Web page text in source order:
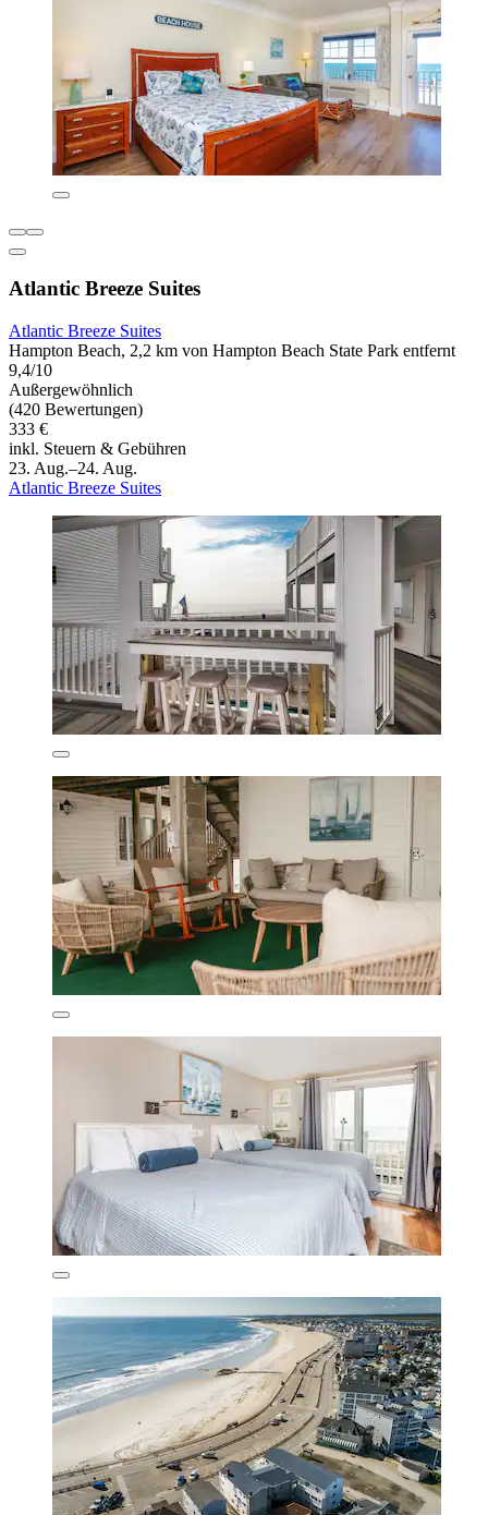
Atlantic Breeze Suites
Atlantic Breeze Suites
Hampton Beach, 2,2 km von Hampton Beach State Park entfernt
9,4/10
Außergewöhnlich
(420 Bewertungen)
333 €
inkl. Steuern & Gebühren
23. Aug.–24. Aug.
Atlantic Breeze Suites